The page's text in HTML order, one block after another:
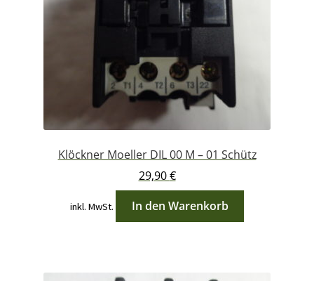
Klöckner Moeller DIL 00 M – 01 Schütz
29,90€
inkl. MwSt. In den Warenkorb